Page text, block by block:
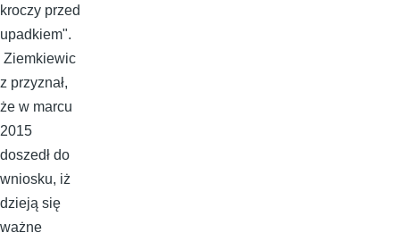
kroczy przed
upadkiem".
Ziemkiewic
z przyznał,
że w marcu
2015
doszedł do
wniosku, iż
dzieją się
ważne